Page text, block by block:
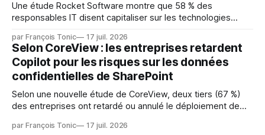
Une étude Rocket Software montre que 58 % des
responsables IT disent capitaliser sur les technologies
pression sur les usages et l'investissement. Cette pression
révèle un écart entre l'ambition et la préparation.
par François Tonic 17 juil. 2026
Selon CoreView : les entreprises retardent
Copilot pour les risques sur les données
confidentielles de SharePoint
Selon une nouvelle étude de CoreView, deux tiers (67 %)
des entreprises ont retardé ou annulé le déploiement de
données confidentielles de SharePoint. Les trois quarts (75
par François Tonic 17 juil. 2026